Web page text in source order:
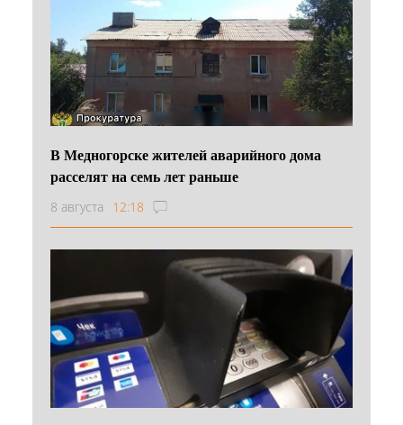
В Медногорске жителей аварийного дома
расселят на семь лет раньше
8 августа 12:18